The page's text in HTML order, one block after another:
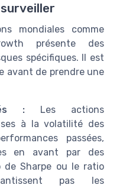
mondiales comme
présente des
spécifiques. Il est
avant de prendre une
: Les actions
à la volatilité des
passées,
en avant par des
de Sharpe ou le ratio
pas les